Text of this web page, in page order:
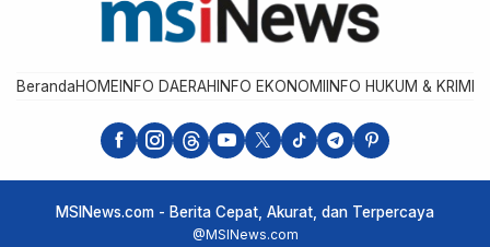
BerandaHOME INFO DAERAH INFO EKONOMI INFO HUKUM &
MSINews.com - Berita Cepat, Akurat, dan Terpercaya
@MSINews.com